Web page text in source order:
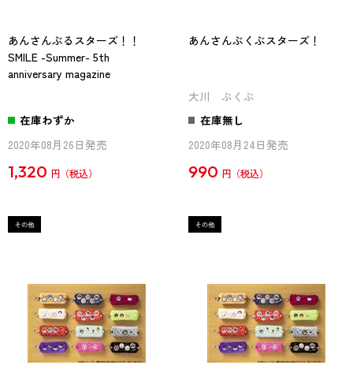
あんさんぶるスターズ！！
SMILE -Summer- 5th
anniversary magazine
在庫わずか
2020年08月26日発売
1,320 円
あんさんぶくぶスターズ！
大川 ぶくぶ
在庫無し
2020年08月24日発売
990 円